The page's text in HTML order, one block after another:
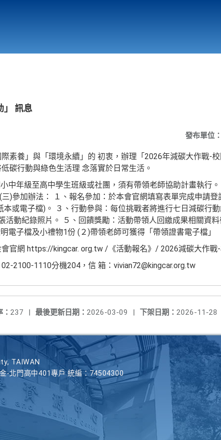
」 訊息
發布單位：
素養」與「環境永續」的 初衷，辦理「2026年減碳大作戰-
碳行動與綠色生活理 念落實於日常生活。
中年級至高中學生班級或社團，須有帶領老師協助計畫執行
)參加辦法： １、報名參加：於本會官網填寫表單完成申請
或電子檔)。 ３、行動參與：每位挑戰者將進行七日減碳行
活動紀錄照片。 ５、回饋獎勵：活動帶領人回繳成果相關資
電子檔及小禮物1份 (２)帶領老師可獲得「帶領證書電子檔」
官網 https://kingcar. org.tw /《活動報名》/ 2026減碳大作戰
2100-1110分機204，信 箱：vivian72@kingcar.org.tw
下架日期： 2026-11-28
最後更新日期： 2026-03-09 |
237 |
TAIWAN
-北門高中401專戶 統編：74504300